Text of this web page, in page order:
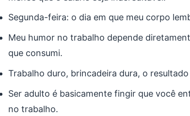
Segunda-feira: o dia em que meu corpo
Meu humor no trabalho depende
que consumi.
Trabalho duro, brincadeira dura, o
Ser adulto é basicamente fingir que você
no trabalho.